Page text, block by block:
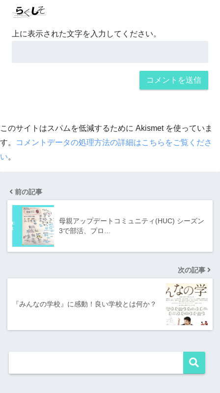
上に表示された文字を入力してください。
このサイトはスパムを低減するために Akismet を使っていま
す。
コメントデータの処理方法の詳細はこちらをご覧くださ
い。
前の記事
母親アップデートコミュニティ(HUC) シーズン
3で部活、プロ…
次の記事
『みんなの学校』に感動！良い学校とは何か？